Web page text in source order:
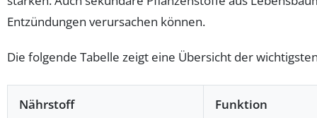
Entzündungen verursachen können.
Die folgende Tabelle zeigt eine Übersicht der
Nährstoff Funktion